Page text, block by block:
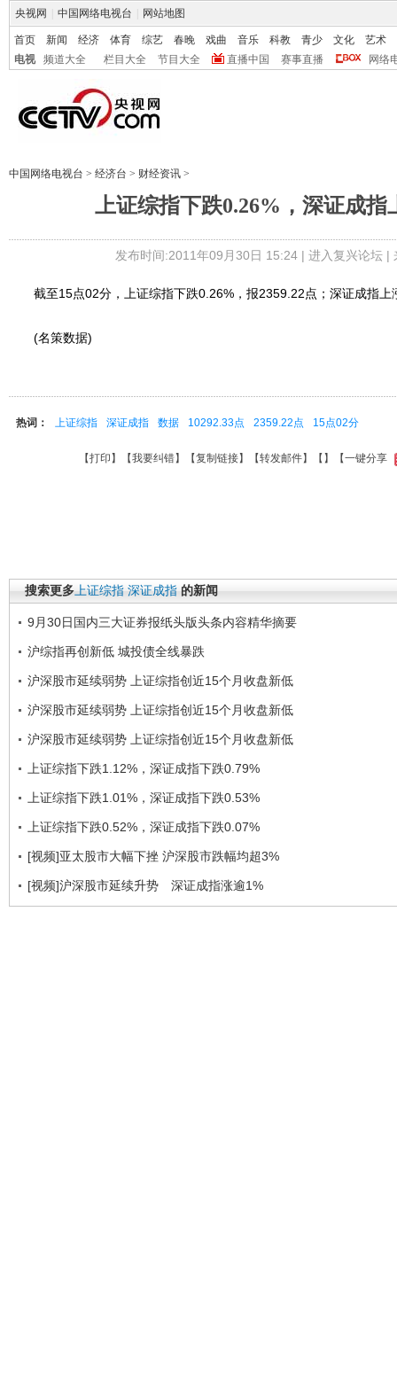
央视网 中国网络电视台 网站地图
首页 新闻 经济 体育 综艺 春晚 戏曲 音乐 科教 青少 文化
艺术
电视
频道大全 栏目大全 节目大全 直播中国 赛事直播 网络
中国网络电视台 > 经济台 > 财经资讯 >
上证综指下跌0.26%，深证成指
发布时间:2011年09月30日 15:24 | 进入复兴论坛|
截至15点02分，上证综指下跌0.26%，报2359.22点；深证成指上
(名策数据)
热词： 上证综指 深证成指 数据 10292.33点 2359.22点 15点02分
【打印 】【我要纠错】【复制链接】【转发邮件】【 】 【一键分享
搜索更多上证综指 深证成指 的新闻
9月30日国内三大证券报纸头版头条内容精华摘要
沪综指再创新低 城投债全线暴跌
沪深股市延续弱势 上证综指创近15个月收盘新低
沪深股市延续弱势 上证综指创近15个月收盘新低
沪深股市延续弱势 上证综指创近15个月收盘新低
上证综指下跌1.12%，深证成指下跌0.79%
上证综指下跌1.01%，深证成指下跌0.53%
上证综指下跌0.52%，深证成指下跌0.07%
[视频]亚太股市大幅下挫 沪深股市跌幅均超3%
[视频]沪深股市延续升势 深证成指涨逾1%